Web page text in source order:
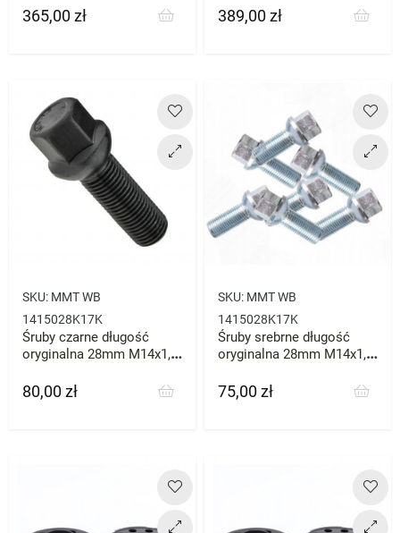
Cena
365,00 zł Cena
389,00 zł
SKU: MMT WB
1415028K17K
Śruby czarne długość
oryginalna 28mm M14x1,5
Cena
80,00 zł
SKU: MMT WB
1415028K17K
Śruby srebrne długość
oryginalna 28mm M14x1,5
Cena
75,00 zł